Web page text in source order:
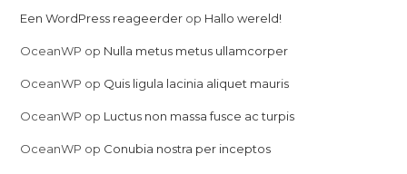
Een WordPress reageerder op Hallo wereld!
OceanWP op Nulla metus metus ullamcorper
OceanWP op Quis ligula lacinia aliquet mauris
OceanWP op Luctus non massa fusce ac turpis
OceanWP op Conubia nostra per inceptos